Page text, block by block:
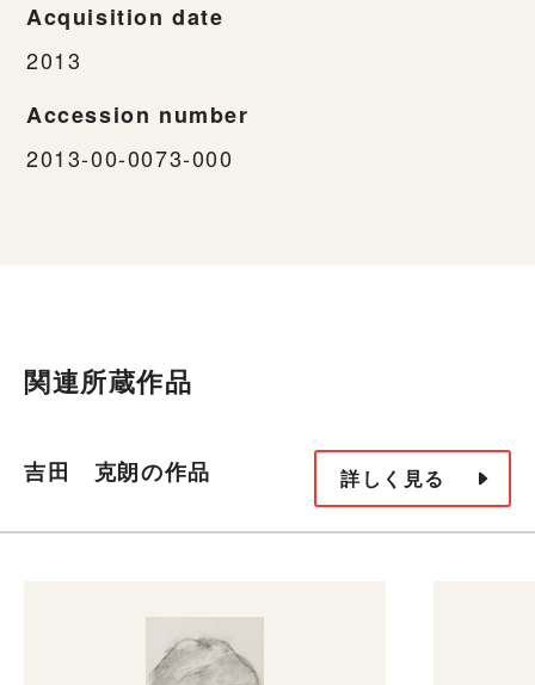
Acquisition date
2013
Accession number
2013-00-0073-000
関連所蔵作品
吉田 克朗の作品 詳しく見る